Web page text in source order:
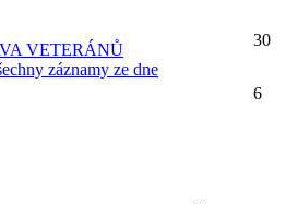
VETERÁNŮ
záznamy ze dne
30
6